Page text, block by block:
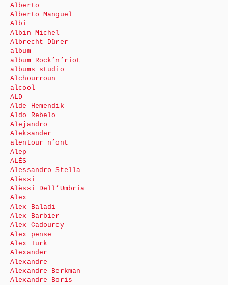
Alberto
Alberto Manguel
Albi
Albin Michel
Albrecht Dürer
album
album Rock’n’riot
albums studio
Alchourroun
alcool
ALD
Alde Hemendik
Aldo Rebelo
Alejandro
Aleksander
alentour n’ont
Alep
ALÈS
Alessandro Stella
Alèssi
Alèssi Dell’Umbria
Alex
Alex Baladi
Alex Barbier
Alex Cadourcy
Alex pense
Alex Türk
Alexander
Alexandre
Alexandre Berkman
Alexandre Boris